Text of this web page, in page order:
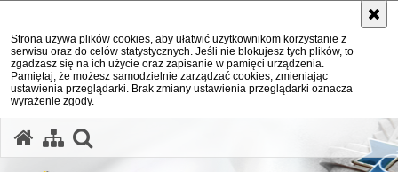
Strona używa plików cookies, aby ułatwić użytkownikom korzystanie z
serwisu oraz do celów statystycznych. Jeśli nie blokujesz tych plików, to
zgadzasz się na ich użycie oraz zapisanie w pamięci urządzenia.
Pamiętaj, że możesz samodzielnie zarządzać cookies, zmieniając
ustawienia przeglądarki. Brak zmiany ustawienia przeglądarki oznacza
wyrażenie zgody.